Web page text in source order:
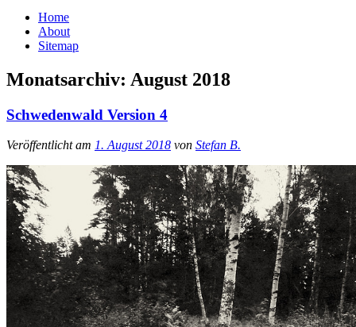
Home
About
Sitemap
Monatsarchiv: August 2018
Schwedenwald Version 4
Veröffentlicht am 1. August 2018 von Stefan B.